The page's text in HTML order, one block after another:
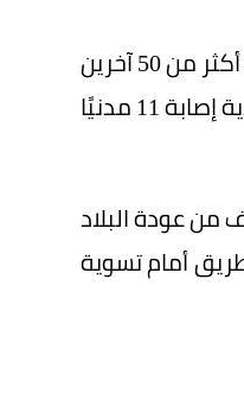
وأفادت تقارير حديثة بمقتل ما لا يقل عن 30 شخصًا من القوات الحكومية اليمنية وإصابة أكثر من 50 آخرين
في الهجمات التي طالت معسكرات في مأرب وحضرموت، بينما أعلنت السلطات السعودية إصابة 11 مدنيًا
من عودة البلاد
أمام تسوية